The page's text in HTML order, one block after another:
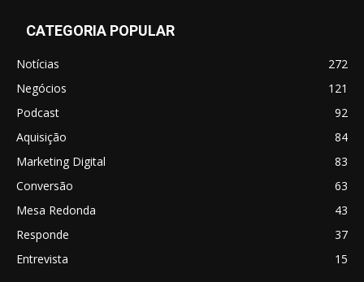
CATEGORIA POPULAR
Notícias
272
Negócios
121
Podcast
92
Aquisição
84
Marketing Digital
83
Conversão
63
Mesa Redonda
43
Responde
37
Entrevista
15